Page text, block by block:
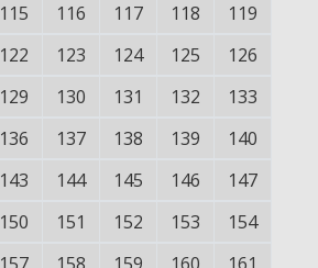
115 116 117 118
119
122 123 124 125
126
129 130 131 132
133
136 137 138 139
140
143 144 145 146
147
150 151 152 153
154